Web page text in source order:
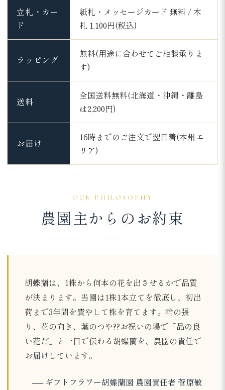
立札・カー
ド
紙札・メッセージカード 無料 / 木
札 1,100円(税込)
ラッピング
無料(用途に合わせてご相談承りま
す)
送料
全国送料無料(北海道・沖縄・離島
は2,200円)
お届け
16時までのご注文で翌日着(本州エ
リア)
OUR PHILOSOPHY
農園主からのお約束
胡蝶蘭は、1株から何本の花を出させるかで品質
が決まります。当園は1株1本立てを徹底し、初出
荷まで3年間を費やして株を育てます。輪の張
り、花の向き、葉のつや??お祝いの場で「品の良
い花だ」と一目で伝わる胡蝶蘭を、農園の責任で
お届けしています。
── ギフトフラワー胡蝶蘭園 農園責任者 菅原敏